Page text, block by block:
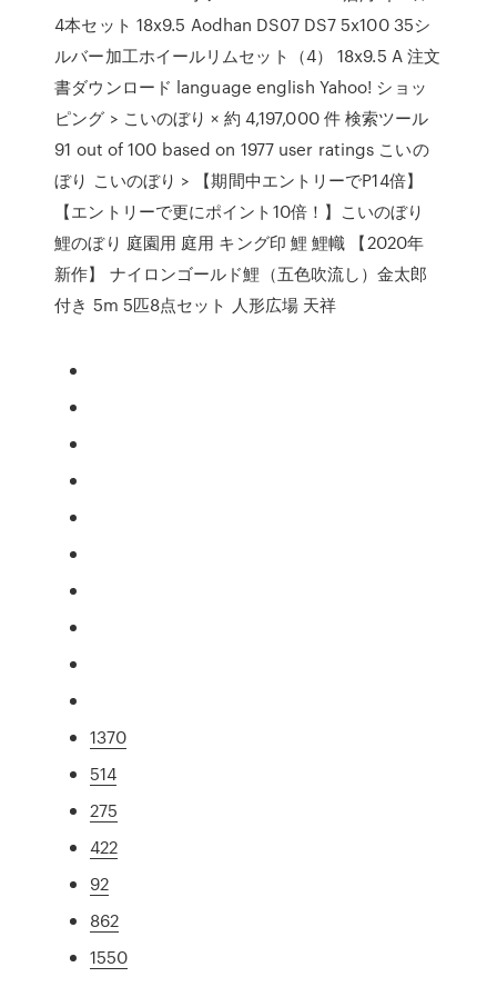
4本セット 18x9.5 Aodhan DS07 DS7 5x100 35シ
ルバー加工ホイールリムセット（4） 18x9.5 A 注文
書ダウンロード language english Yahoo! ショッ
ピング > こいのぼり × 約 4,197,000 件 検索ツール
91 out of 100 based on 1977 user ratings こいの
ぼり こいのぼり > 【期間中エントリーでP14倍】
【エントリーで更にポイント10倍！】こいのぼり
鯉のぼり 庭園用 庭用 キング印 鯉 鯉幟 【2020年
新作】 ナイロンゴールド鯉（五色吹流し）金太郎
付き 5m 5匹8点セット 人形広場 天祥
1370
514
275
422
92
862
1550